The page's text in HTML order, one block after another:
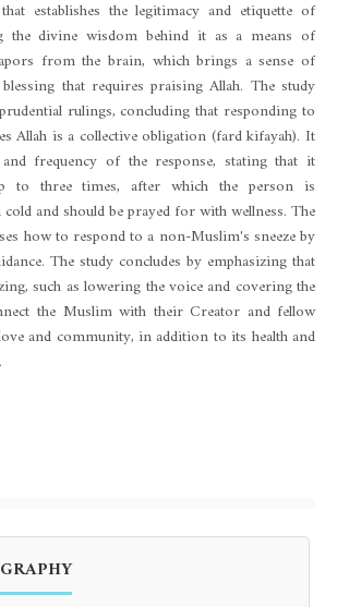
establishes the legitimacy and etiquette of
the divine wisdom behind it as a means of
from the brain, which brings a sense of
that requires praising Allah. The study
rulings, concluding that responding to
Allah is a collective obligation (fard kifayah). It
frequency of the response, stating that it
to three times, after which the person is
and should be prayed for with wellness. The
how to respond to a non-Muslim's sneeze by
The study concludes by emphasizing that
such as lowering the voice and covering the
the Muslim with their Creator and fellow
and community, in addition to its health and